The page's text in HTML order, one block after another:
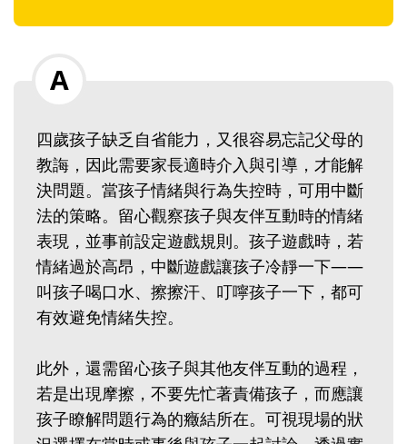
四歲孩子缺乏自省能力，又很容易忘記父母的
教誨，因此需要家長適時介入與引導，才能解
決問題。當孩子情緒與行為失控時，可用中斷
法的策略。留心觀察孩子與友伴互動時的情緒
表現，並事前設定遊戲規則。孩子遊戲時，若
情緒過於高昂，中斷遊戲讓孩子冷靜一下——
叫孩子喝口水、擦擦汗、叮嚀孩子一下，都可
有效避免情緒失控。
此外，還需留心孩子與其他友伴互動的過程，
若是出現摩擦，不要先忙著責備孩子，而應讓
孩子瞭解問題行為的癥結所在。可視現場的狀